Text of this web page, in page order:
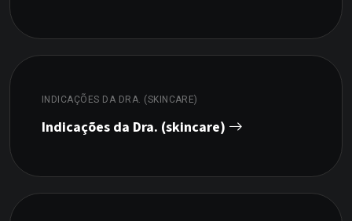
INDICAÇÕES DA DRA. (SKINCARE)
Indicações da Dra. (skincare)